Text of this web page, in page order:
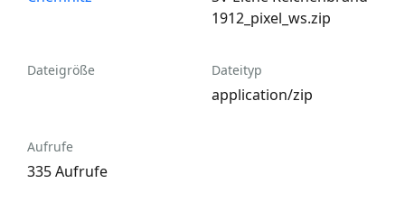
1912_pixel_ws.zip
Dateigröße Dateityp
application/zip
Aufrufe
335 Aufrufe